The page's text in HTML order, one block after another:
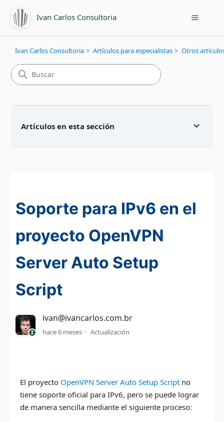
Ivan Carlos Consultoria
Ivan Carlos Consultoria Artículos para especialistas Otros
Artículos en esta sección
Soporte para IPv6 en el
proyecto OpenVPN
Server Auto Setup
Script
ivan@ivancarlos.com.br
hace 6 meses Actualización
El proyecto OpenVPN Server Auto Setup Script no
tiene soporte oficial para IPv6, pero se puede lograr
de manera sencilla mediante el siguiente proceso: